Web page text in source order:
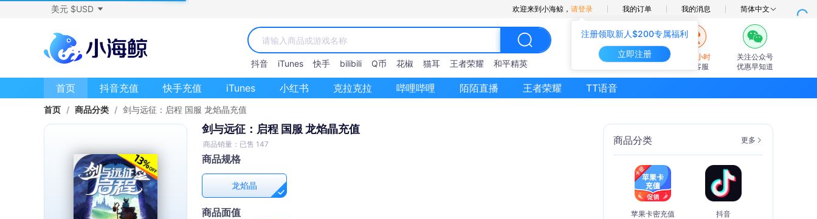
注册领取新人$200专属福利
立即注册
美元 $USD 欢迎来到小海鲸， 请登录 我的订单 我的消息 简体中文
抖音 iTunes 快手 bilibili Q币 花椒 猫耳 王者荣耀 和平精英
7×24小时
在线客服
关注公众号
优惠早知道
首页 抖音充值 快手充值 iTunes 小红书 克拉克拉 哔哩哔哩 陌陌直播 王者荣耀 TT语音
首页 / 商品分类 / 剑与远征：启程 国服 龙焰晶充值
剑与远征：启程 国服 龙焰晶充值
商品销量：已售 147
商品规格
龙焰晶
商品面值
商品分类 更多
苹果卡密充值 抖音